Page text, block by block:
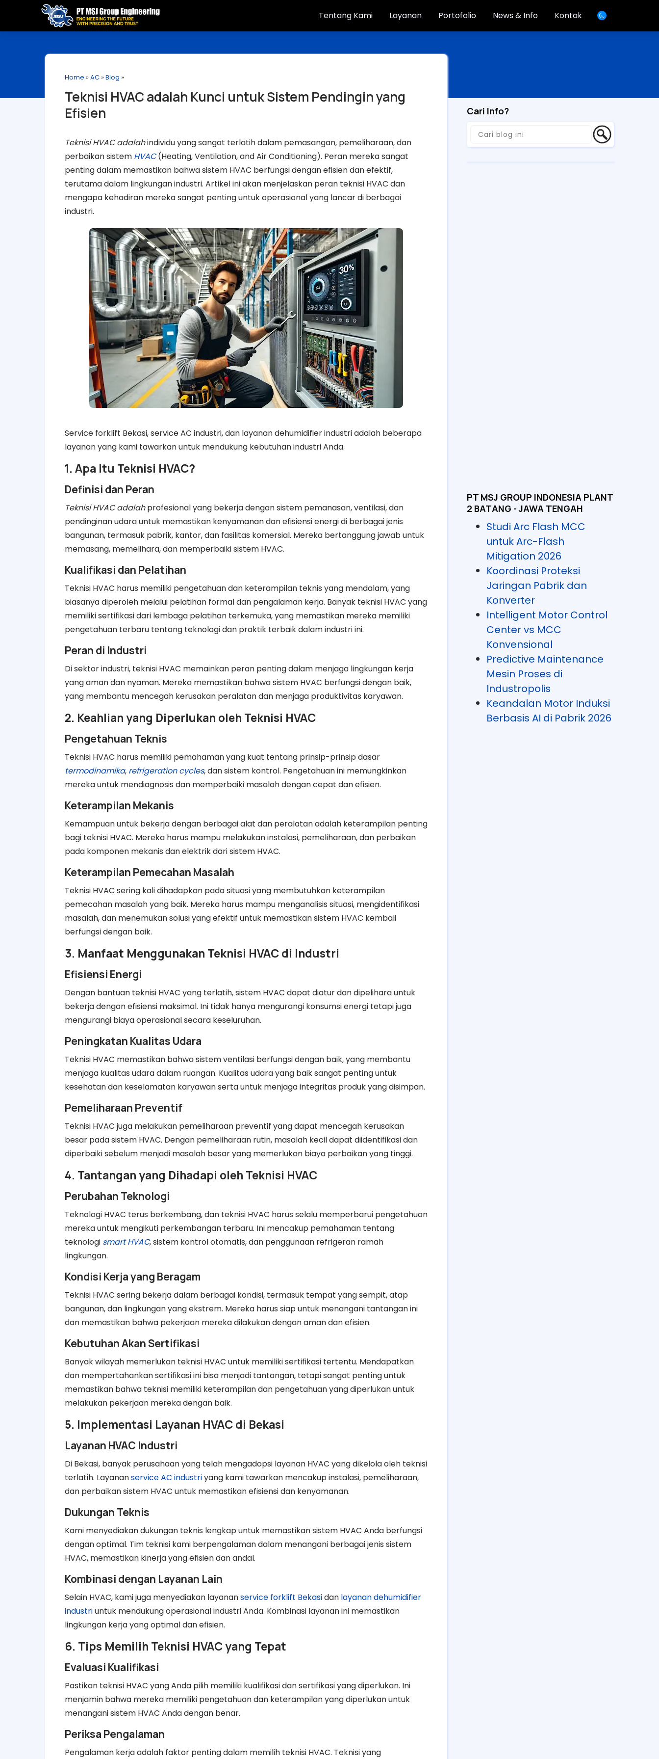
Tentang Kami Layanan Portofolio News & Info Kontak
Home »AC »Blog »
Teknisi HVAC adalah Kunci untuk Sistem Pendingin yang
Efisien
Teknisi HVAC adalahindividu yang sangat terlatih dalam pemasangan, pemeliharaan, dan
perbaikan sistem HVAC(Heating, Ventilation, and Air Conditioning). Peran mereka sangat
penting dalam memastikan bahwa sistem HVAC berfungsi dengan efisien dan efektif,
terutama dalam lingkungan industri. Artikel ini akan menjelaskan peran teknisi HVAC dan
mengapa kehadiran mereka sangat penting untuk operasional yang lancar di berbagai
industri.
Service forklift Bekasi, service AC industri, dan layanan dehumidifier industri adalah beberapa
layanan yang kami tawarkan untuk mendukung kebutuhan industri Anda.
1. Apa Itu Teknisi HVAC?
Definisi dan Peran
Teknisi HVAC adalahprofesional yang bekerja dengan sistem pemanasan, ventilasi, dan
pendinginan udara untuk memastikan kenyamanan dan efisiensi energi di berbagai jenis
bangunan, termasuk pabrik, kantor, dan fasilitas komersial. Mereka bertanggung jawab untuk
memasang, memelihara, dan memperbaiki sistem HVAC.
Kualifikasi dan Pelatihan
Teknisi HVAC harus memiliki pengetahuan dan keterampilan teknis yang mendalam, yang
biasanya diperoleh melalui pelatihan formal dan pengalaman kerja. Banyak teknisi HVAC yang
memiliki sertifikasi dari lembaga pelatihan terkemuka, yang memastikan mereka memiliki
pengetahuan terbaru tentang teknologi dan praktik terbaik dalam industri ini.
Peran di Industri
Di sektor industri, teknisi HVAC memainkan peran penting dalam menjaga lingkungan kerja
yang aman dan nyaman. Mereka memastikan bahwa sistem HVAC berfungsi dengan baik,
yang membantu mencegah kerusakan peralatan dan menjaga produktivitas karyawan.
2. Keahlian yang Diperlukan oleh Teknisi HVAC
Pengetahuan Teknis
Teknisi HVAC harus memiliki pemahaman yang kuat tentang prinsip-prinsip dasar
termodinamika, refrigeration cycles, dan sistem kontrol. Pengetahuan ini memungkinkan
mereka untuk mendiagnosis dan memperbaiki masalah dengan cepat dan efisien.
Keterampilan Mekanis
Kemampuan untuk bekerja dengan berbagai alat dan peralatan adalah keterampilan penting
bagi teknisi HVAC. Mereka harus mampu melakukan instalasi, pemeliharaan, dan perbaikan
pada komponen mekanis dan elektrik dari sistem HVAC.
Keterampilan Pemecahan Masalah
Teknisi HVAC sering kali dihadapkan pada situasi yang membutuhkan keterampilan
pemecahan masalah yang baik. Mereka harus mampu menganalisis situasi, mengidentifikasi
masalah, dan menemukan solusi yang efektif untuk memastikan sistem HVAC kembali
berfungsi dengan baik.
3. Manfaat Menggunakan Teknisi HVAC di Industri
Efisiensi Energi
Dengan bantuan teknisi HVAC yang terlatih, sistem HVAC dapat diatur dan dipelihara untuk
bekerja dengan efisiensi maksimal. Ini tidak hanya mengurangi konsumsi energi tetapi juga
mengurangi biaya operasional secara keseluruhan.
Peningkatan Kualitas Udara
Teknisi HVAC memastikan bahwa sistem ventilasi berfungsi dengan baik, yang membantu
menjaga kualitas udara dalam ruangan. Kualitas udara yang baik sangat penting untuk
kesehatan dan keselamatan karyawan serta untuk menjaga integritas produk yang disimpan.
Pemeliharaan Preventif
Teknisi HVAC juga melakukan pemeliharaan preventif yang dapat mencegah kerusakan
besar pada sistem HVAC. Dengan pemeliharaan rutin, masalah kecil dapat diidentifikasi dan
diperbaiki sebelum menjadi masalah besar yang memerlukan biaya perbaikan yang tinggi.
4. Tantangan yang Dihadapi oleh Teknisi HVAC
Perubahan Teknologi
Teknologi HVAC terus berkembang, dan teknisi HVAC harus selalu memperbarui pengetahuan
mereka untuk mengikuti perkembangan terbaru. Ini mencakup pemahaman tentang
teknologi smart HVAC, sistem kontrol otomatis, dan penggunaan refrigeran ramah
lingkungan.
Kondisi Kerja yang Beragam
Teknisi HVAC sering bekerja dalam berbagai kondisi, termasuk tempat yang sempit, atap
bangunan, dan lingkungan yang ekstrem. Mereka harus siap untuk menangani tantangan ini
dan memastikan bahwa pekerjaan mereka dilakukan dengan aman dan efisien.
Kebutuhan Akan Sertifikasi
Banyak wilayah memerlukan teknisi HVAC untuk memiliki sertifikasi tertentu. Mendapatkan
dan mempertahankan sertifikasi ini bisa menjadi tantangan, tetapi sangat penting untuk
memastikan bahwa teknisi memiliki keterampilan dan pengetahuan yang diperlukan untuk
melakukan pekerjaan mereka dengan baik.
5. Implementasi Layanan HVAC di Bekasi
Layanan HVAC Industri
Di Bekasi, banyak perusahaan yang telah mengadopsi layanan HVAC yang dikelola oleh teknisi
terlatih. Layananservice AC industriyang kami tawarkan mencakup instalasi, pemeliharaan,
dan perbaikan sistem HVAC untuk memastikan efisiensi dan kenyamanan.
Dukungan Teknis
Kami menyediakan dukungan teknis lengkap untuk memastikan sistem HVAC Anda berfungsi
dengan optimal. Tim teknisi kami berpengalaman dalam menangani berbagai jenis sistem
HVAC, memastikan kinerja yang efisien dan andal.
Kombinasi dengan Layanan Lain
Selain HVAC, kami juga menyediakan layananservice forklift Bekasidan layanan dehumidifier
industriuntuk mendukung operasional industri Anda. Kombinasi layanan ini memastikan
lingkungan kerja yang optimal dan efisien.
6. Tips Memilih Teknisi HVAC yang Tepat
Evaluasi Kualifikasi
Pastikan teknisi HVAC yang Anda pilih memiliki kualifikasi dan sertifikasi yang diperlukan. Ini
menjamin bahwa mereka memiliki pengetahuan dan keterampilan yang diperlukan untuk
menangani sistem HVAC Anda dengan benar.
Periksa Pengalaman
Pengalaman kerja adalah faktor penting dalam memilih teknisi HVAC. Teknisi yang
Cari Info?
PT MSJ GROUP INDONESIA PLANT
2 BATANG - JAWA TENGAH
Studi Arc Flash MCC
untuk Arc-Flash
Mitigation 2026
Koordinasi Proteksi
Jaringan Pabrik dan
Konverter
Intelligent Motor Control
Center vs MCC
Konvensional
Predictive Maintenance
Mesin Proses di
Industropolis
Keandalan Motor Induksi
Berbasis AI di Pabrik 2026